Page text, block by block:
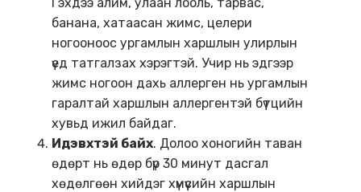
банана, хатаасан жимс, целери
ногооноос ургамлын харшлын улирлын
үед татгалзах хэрэгтэй. Учир нь эдгээр
жимс ногоон дахь аллерген нь ургамлын
гаралтай харшлын аллергентэй бүтцийн
хувьд ижил байдаг.
Идэвхтэй байх. Долоо хоногийн таван
өдөрт нь өдөр бүр 30 минут дасгал
хөдөлгөөн хийдэг хүмүүсийн харшлын